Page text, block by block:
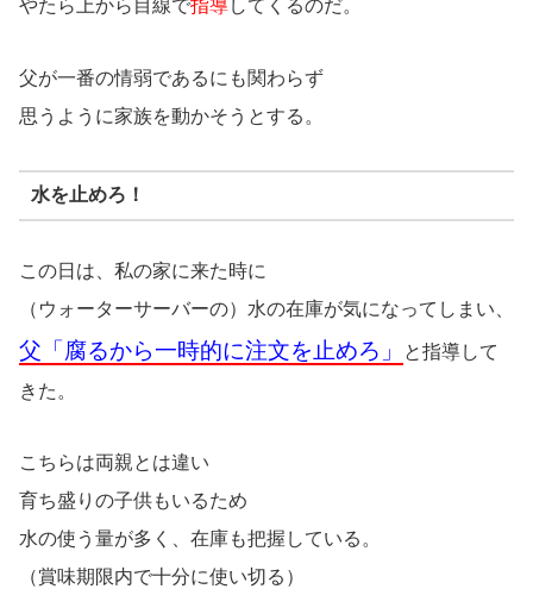
やたら上から目線で指導してくるのだ。
父が一番の情弱であるにも関わらず
思うように家族を動かそうとする。
水を止めろ！
この日は、私の家に来た時に
（ウォーターサーバーの）水の在庫が気になってしまい、
父「腐るから一時的に注文を止めろ」
と指導して
きた。
こちらは両親とは違い
育ち盛りの子供もいるため
水の使う量が多く、在庫も把握している。
（賞味期限内で十分に使い切る）